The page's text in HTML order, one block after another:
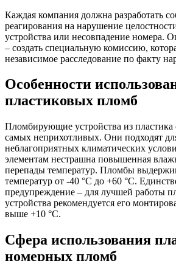
Каждая компания должна разработать
реагирования на нарушение
устройства или несовпадение номера.
– создать специальную комиссию,
независимое расследование по факту
Особенности
пластиковых пломб
Пломбирующие устройства из
самых неприхотливых. Они подходят
неблагоприятных климатических
элементам нестрашна повышенная
перепады температур. Пломбы
температур от -40 °С до +60 °С.
предупреждение – для лучшей работы
устройства рекомендуется его
выше +10 °С.
Сфера использования
номерных пломб